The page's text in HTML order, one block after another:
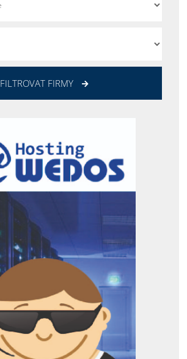
FILTROVAT FIRMY